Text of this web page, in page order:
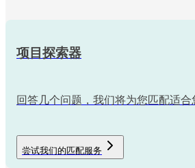
项目探索器
回答几个问题，我们将为您匹配适合
尝试我们的匹配服务